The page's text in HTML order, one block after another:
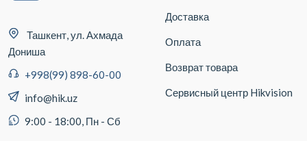
Ташкент, ул. Ахмада
Дониша
+998(99) 898-60-00
info@hik.uz
9:00 - 18:00, Пн - Сб
Доставка
Оплата
Возврат товара
Сервисный центр Hikvision